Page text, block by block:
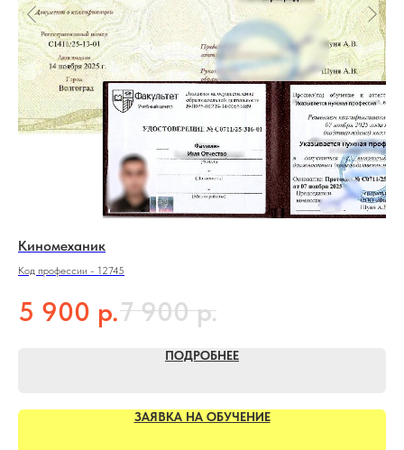
Киномеханик
Код профессии - 12745
5 900 р.7 900 р.
ПОДРОБНЕЕ
ЗАЯВКА НА ОБУЧЕНИЕ